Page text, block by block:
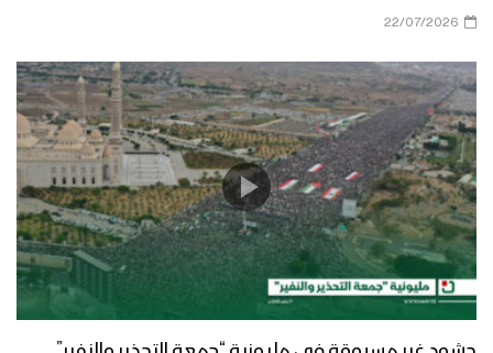
22/07/2026